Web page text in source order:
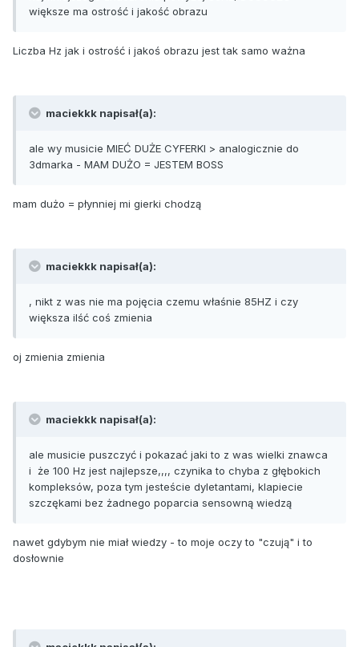
większe ma ostrość i jakość obrazu
Liczba Hz jak i ostrość i jakoś obrazu jest tak samo ważna
maciekkk napisał(a):
ale wy musicie MIEĆ DUŻE CYFERKI > analogicznie do
3dmarka - MAM DUŻO = JESTEM BOSS
mam dużo = płynniej mi gierki chodzą
maciekkk napisał(a):
, nikt z was nie ma pojęcia czemu właśnie 85HZ i czy
większa ilść coś zmienia
oj zmienia zmienia
maciekkk napisał(a):
ale musicie puszczyć i pokazać jaki to z was wielki znawca
i że 100 Hz jest najlepsze,,,, czynika to chyba z głębokich
kompleksów, poza tym jesteście dyletantami, klapiecie
szczękami bez żadnego poparcia sensowną wiedzą
nawet gdybym nie miał wiedzy - to moje oczy to "czują" i to
dosłownie